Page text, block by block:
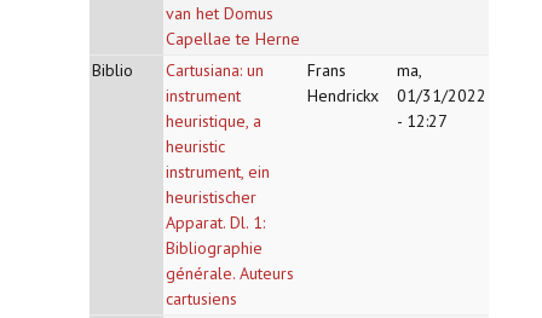
van het Domus
Capellae te Herne
Biblio
Cartusiana: un
instrument
heuristique, a
heuristic
instrument, ein
heuristischer
Apparat. Dl. 1:
Bibliographie
générale. Auteurs
cartusiens
Frans
Hendrickx
ma,
01/31/2022
- 12:27